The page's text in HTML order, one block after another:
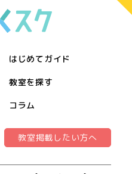
はじめてガイド
教室を探す
コラム
教室掲載したい方へ